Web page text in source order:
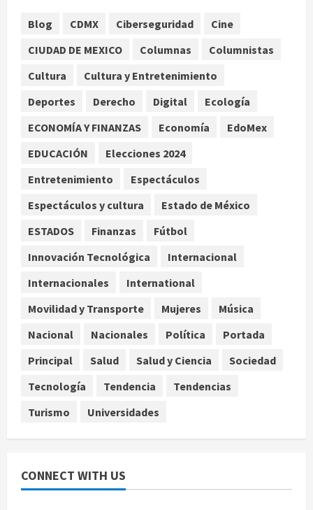
SCJN avala obligación patronal de
agrícolas
agosto 6, 2026
Turista muere ahogado en alberca
de hotel en Acapulco; familiares
personal capacitado
agosto 6, 2026
4
México gana arbitraje contra
más de 219 mdd por bonos de TV
Toluca golea a Seattle Sounders en
agosto 6, 2026
Blog CDMX Ciberseguridad
Cine
CIUDAD DE MEXICO
Columnas
Columnistas
Cultura
Cultura y Entretenimiento
Deportes
Derecho Digital
Ecología
ECONOMÍA Y FINANZAS
Economía
EdoMex
EDUCACIÓN
Elecciones 2024
Entretenimiento
Espectáculos
Espectáculos y cultura
Estado de México
ESTADOS
Finanzas
Fútbol
Innovación Tecnológica
Internacional
Internacionales
International
Movilidad y Transporte
Mujeres
Música
Nacional
Nacionales Política
Portada
Principal
Salud Salud y Ciencia
Sociedad
Tecnología
Tendencia
Tendencias
Turismo
Universidades
CONNECT WITH US